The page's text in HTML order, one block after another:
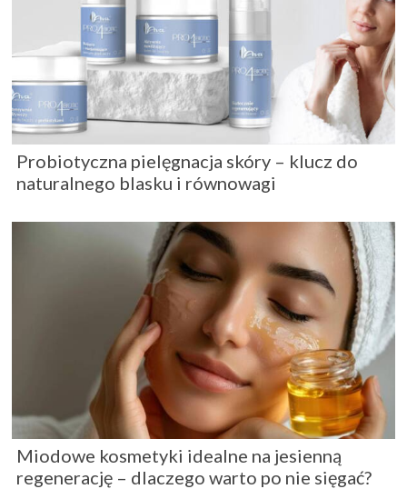
Probiotyczna pielęgnacja skóry – klucz do
naturalnego blasku i równowagi
Miodowe kosmetyki idealne na jesienną
regenerację – dlaczego warto po nie sięgać?